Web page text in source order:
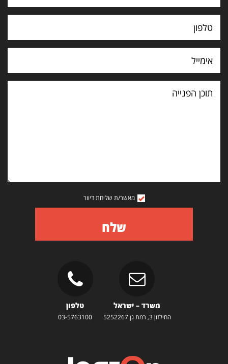
תוכן
הפנייה
מאשר/ת שליחת דיוור
שלח
משרד – ישראל
החילזון 3, רמת גן 5252267
טלפון
03-5763100